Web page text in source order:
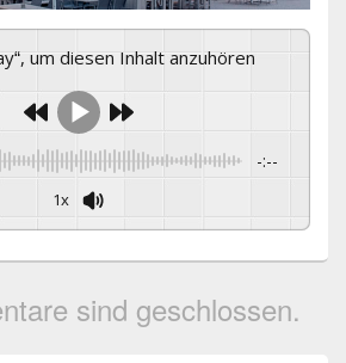
um diesen Inhalt anzuhören
-:--
1x
sind geschlossen.